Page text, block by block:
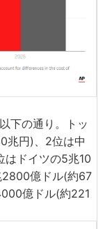
下の通り。トッ
兆円)、2位は中
ドイツの5兆10
億ドル(約67
億ドル(約221